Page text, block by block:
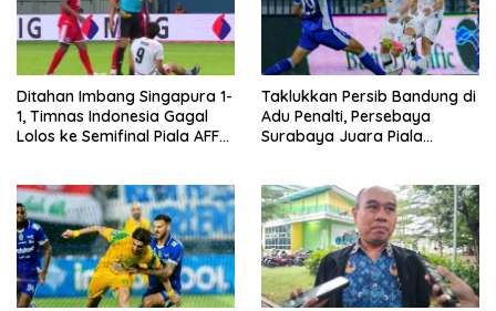
Ditahan Imbang Singapura 1-
1, Timnas Indonesia Gagal
Lolos ke Semifinal Piala AFF
Taklukkan Persib Bandung di
Adu Penalti, Persebaya
Surabaya Juara Piala